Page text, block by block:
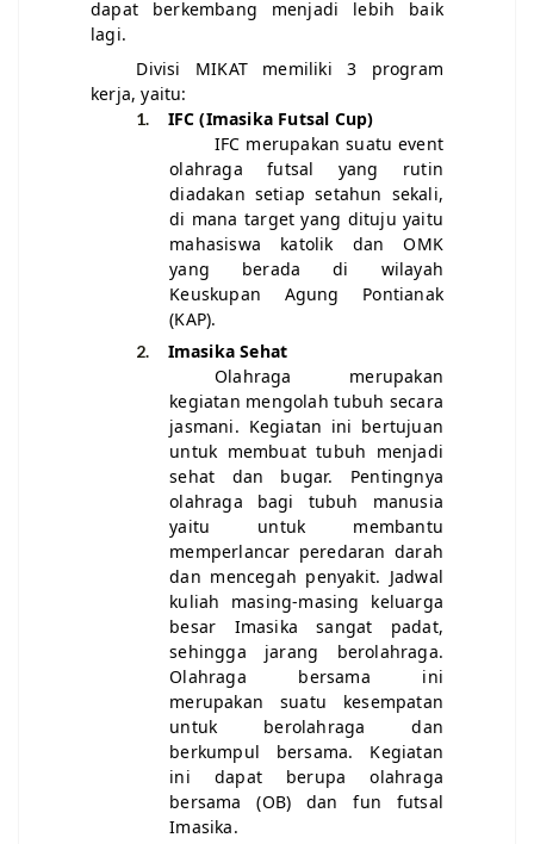
dapat berkembang menjadi lebih baik
lagi.
Divisi MIKATmemiliki3 program
kerja, yaitu:
1.
IFC (Imasika Futsal Cup)
IFC merupakan suatu event
olahraga futsal yang rutin
diadakan setiap setahun sekali,
di mana target yang dituju yaitu
mahasiswa katolik dan OMK
yang berada di wilayah
Keuskupan Agung Pontianak
(KAP).
2.
Imasika Sehat
Olahraga merupakan
kegiatan mengolah tubuh secara
jasmani. Kegiatan ini bertujuan
untuk membuat tubuh menjadi
sehat dan bugar. Pentingnya
olahraga bagi tubuh manusia
yaitu untuk membantu
memperlancar peredaran darah
dan mencegah penyakit. Jadwal
kuliah masing-masing keluarga
besar Imasika sangat padat,
sehingga jarang berolahraga.
Olahraga bersama ini
merupakan suatu kesempatan
untuk berolahraga dan
berkumpul bersama. Kegiatan
ini dapat berupa olahraga
bersama (OB) dan fun futsal
Imasika.